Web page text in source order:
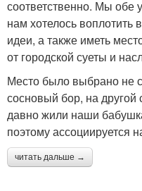
соответственно. Мы обе
нам хотелось
идеи, а также иметь
от городской суеты и
Место было выбрано не
сосновый бор, на другой
давно жили наши
поэтому ассоциируется
читать дальше →